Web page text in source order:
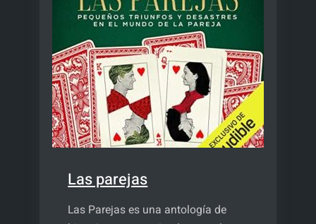
Las parejas
Las Parejas es una antología de